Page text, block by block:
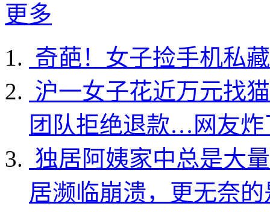
更多
奇葩！女子捡手机私
沪一女子花近万元找
团队拒绝退款…网友炸
独居阿姨家中总是大
居濒临崩溃，更无奈